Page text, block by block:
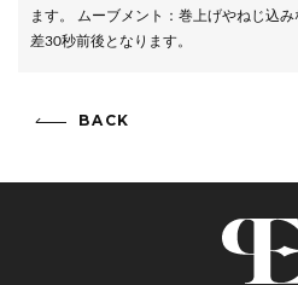
ます。 ムーブメント：巻上げやねじ込
差30秒前後となります。
BACK